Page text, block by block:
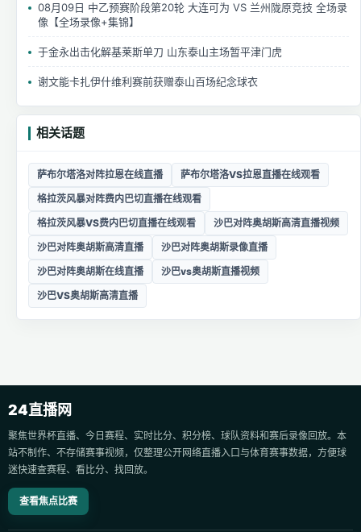
08月09日 中乙预赛阶段第20轮 大连可为 VS 兰州陇原竞技 全场录
像【全场录像+集锦】
于金永出击化解基莱斯单刀 山东泰山主场暂平津门虎
谢文能卡扎伊什维利赛前获赠泰山百场纪念球衣
相关话题
萨布尔塔洛对阵拉恩在线直播
萨布尔塔洛VS拉恩直播在线观看
格拉茨风暴对阵费内巴切直播在线观看
格拉茨风暴VS费内巴切直播在线观看
沙巴对阵奥胡斯高清直播视频
沙巴对阵奥胡斯高清直播
沙巴对阵奥胡斯录像直播
沙巴对阵奥胡斯在线直播
沙巴vs奥胡斯直播视频
沙巴VS奥胡斯高清直播
24直播网
聚焦世界杯直播、今日赛程、实时比分、积分榜、球队资料和赛后录像回放。本
站不制作、不存储赛事视频，仅整理公开网络直播入口与体育赛事数据，方便球
迷快速查赛程、看比分、找回放。
查看焦点比赛